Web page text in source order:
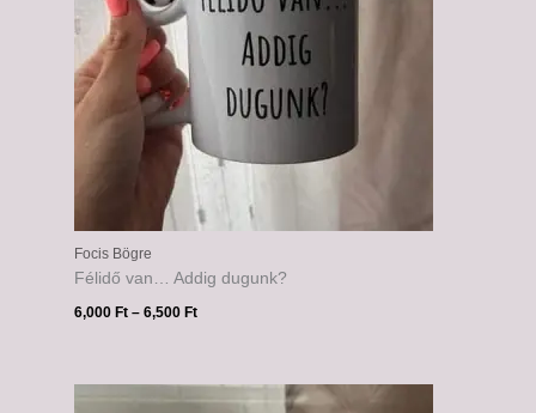
Focis Bögre
Félidő van… Addig dugunk?
6,000 Ft – 6,500 Ft